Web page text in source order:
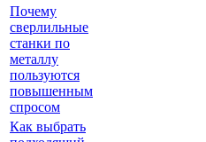
Почему
сверлильные
станки по
металлу
пользуются
повышенным
спросом
Как выбрать